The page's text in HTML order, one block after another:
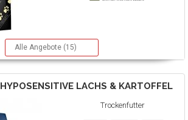
Alle Angebote (15)
HYPOSENSITIVE LACHS & KARTOFFEL
Trockenfutter